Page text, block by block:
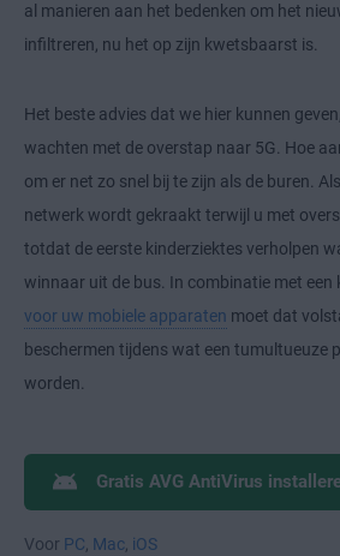
al manieren aan het bedenken om het
infiltreren, nu het op zijn kwetsbaarst is.
Het beste advies dat we hier kunnen
wachten met de overstap naar 5G. Hoe
om er net zo snel bij te zijn als de buren.
netwerk wordt gekraakt terwijl u met
totdat de eerste kinderziektes verholpen
winnaar uit de bus. In combinatie met een
voor uw mobiele apparaten moet dat
beschermen tijdens wat een tumultueuze
worden.
Gratis AVG AntiVirus
Voor PC, Mac, iOS